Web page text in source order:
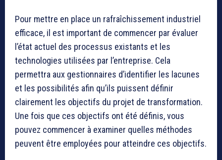
Pour mettre en place un rafraîchissement industriel
efficace, il est important de commencer par évaluer
l’état actuel des processus existants et les
technologies utilisées par l’entreprise. Cela
permettra aux gestionnaires d’identifier les lacunes
et les possibilités afin qu’ils puissent définir
clairement les objectifs du projet de transformation.
Une fois que ces objectifs ont été définis, vous
pouvez commencer à examiner quelles méthodes
peuvent être employées pour atteindre ces objectifs.